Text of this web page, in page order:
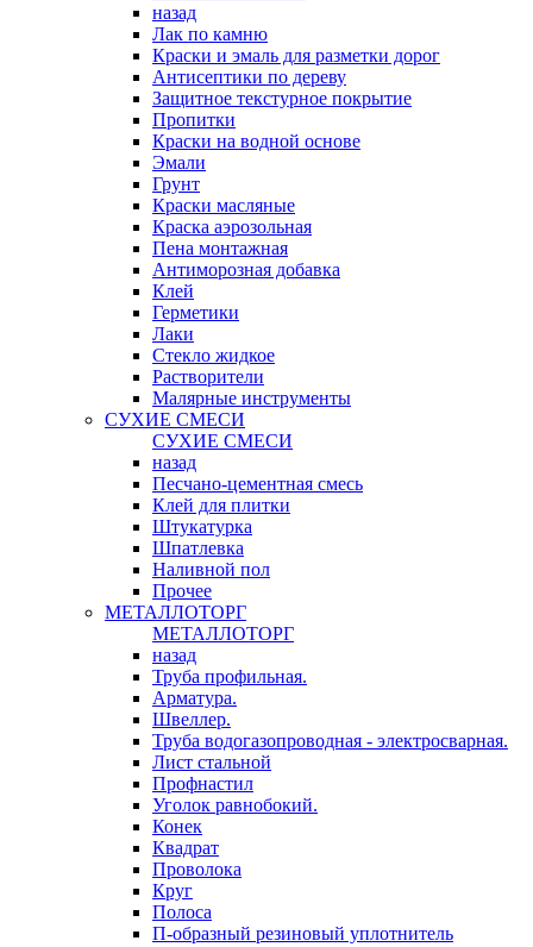
назад
Лак по камню
Краски и эмаль для разметки дорог
Антисептики по дереву
Защитное текстурное покрытие
Пропитки
Краски на водной основе
Эмали
Грунт
Краски масляные
Краска аэрозольная
Пена монтажная
Антиморозная добавка
Клей
Герметики
Лаки
Стекло жидкое
Растворители
Малярные инструменты
СУХИЕ СМЕСИ
СУХИЕ СМЕСИ
назад
Песчано-цементная смесь
Клей для плитки
Штукатурка
Шпатлевка
Наливной пол
Прочее
МЕТАЛЛОТОРГ
МЕТАЛЛОТОРГ
назад
Труба профильная.
Арматура.
Швеллер.
Труба водогазопроводная - электросварная.
Лист стальной
Профнастил
Уголок равнобокий.
Конек
Квадрат
Проволока
Круг
Полоса
П-образный резиновый уплотнитель